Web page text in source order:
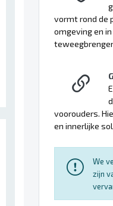
vormt rond de
omgeving en
voorouders.
en innerlijke
We
zijn